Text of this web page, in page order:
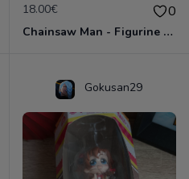
18.00€ 0
Chainsaw Man - Figurine Aki Hayakawa - Banpresto Qposket Bandai
Gokusan29